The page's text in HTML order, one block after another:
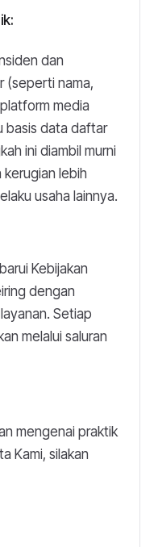
dan
(seperti nama,
media
basis data daftar
ini diambil murni
lebih
usaha lainnya.
Kebijakan
dengan
Setiap
melalui saluran
mengenai praktik
Kami, silakan